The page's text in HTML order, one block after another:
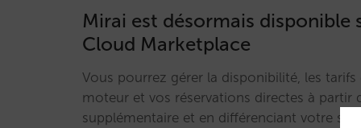
Mirai est désormais disponible
Cloud Marketplace
Vous pourrez gérer la disponibilité, les
moteur et vos réservations directes à partir
supplémentaire et en différenciant votre